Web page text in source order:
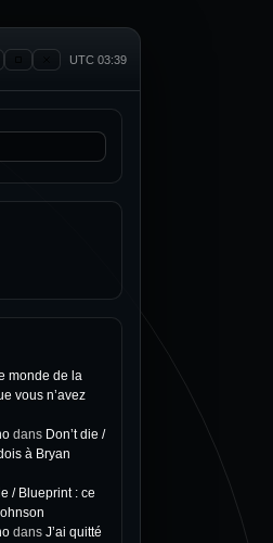
UTC 03:39
monde de la
vous n’avez
dans Don’t die /
à Bryan
/ Blueprint : ce
dans J’ai quitté